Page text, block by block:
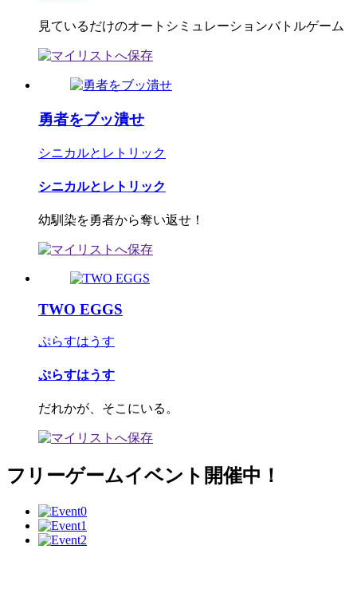
見ているだけのオートシミュレーションバトルゲーム
勇者をブッ潰せ
シニカルとレトリック
シニカルとレトリック
幼馴染を勇者から奪い返せ！
TWO EGGS
ぷらすはうす
ぷらすはうす
だれかが、そこにいる。
フリーゲームイベント開催中！